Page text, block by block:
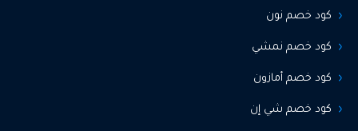
كود خصم نون
كود خصم نمشي
كود خصم أمازون
كود خصم شي إن